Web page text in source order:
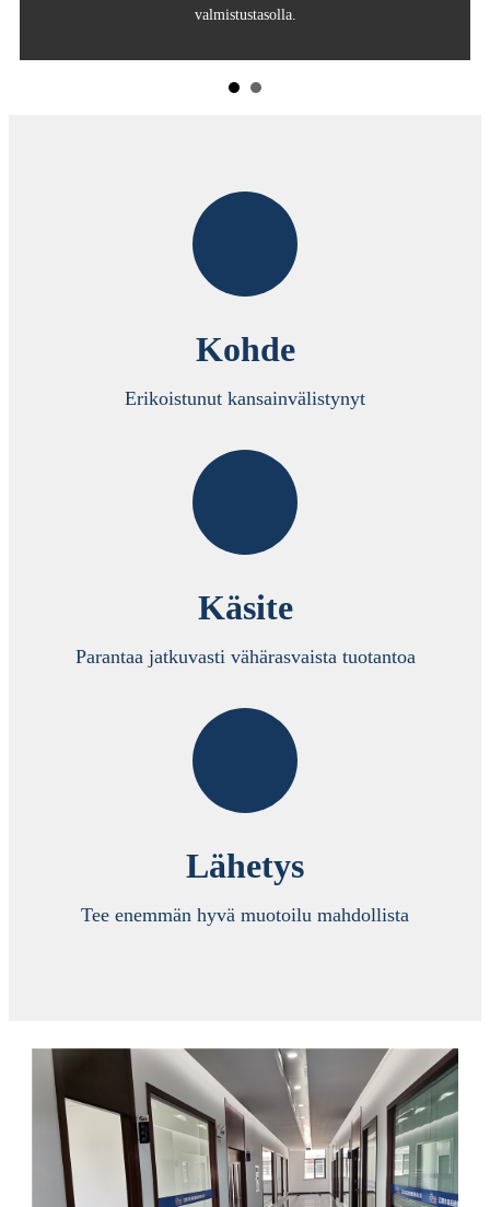
valmistustasolla.
Kohde
Erikoistunut kansainvälistynyt
Käsite
Parantaa jatkuvasti vähärasvaista tuotantoa
Lähetys
Tee enemmän hyvä muotoilu mahdollista